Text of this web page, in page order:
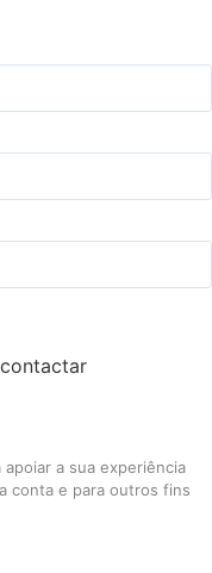
a sua experiência
conta e para outros fins